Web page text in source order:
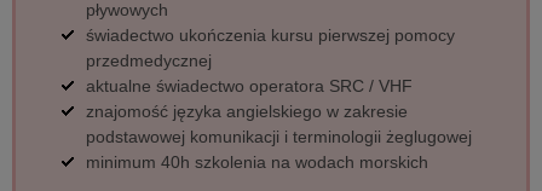
pływowych
świadectwo ukończenia kursu pierwszej pomocy
przedmedycznej
aktualne świadectwo operatora SRC / VHF
znajomość języka angielskiego w zakresie
podstawowej komunikacji i terminologii żeglugowej
minimum 40h szkolenia na wodach morskich